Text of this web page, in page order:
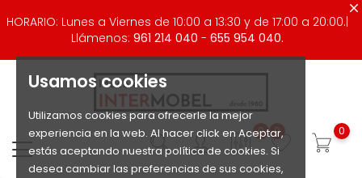
Usamos cookies
Utilizamos cookies para ofrecerle la mejor
experiencia en la web. Al hacer click en Aceptar,
estás aceptando nuestra política de cookies. Si
desea cambiar las preferencias de sus cookies,
HORARIO: Lunes a Viernes de 10:00 a 13:30 y de 17:00 a 20:00.|
Llámenos: 961 214 040 - 655 954 040.
0 0 0